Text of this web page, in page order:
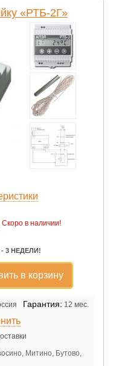
«РТБ-2Г»
Скоро в наличии!
3 НЕДЕЛИ!
в корзину
Гарантия: 12 мес.
Митино, Бутово,